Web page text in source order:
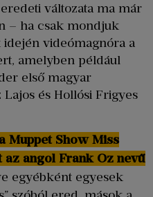
változata ma már
– ha csak mondjuk
videómagnóra a
amelyben például
első magyar
és Hollósi Frigyes
Muppet Show Miss
az angol Frank Oz nevű
egyébként egyesek